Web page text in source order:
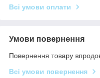
Всі умови оплати
Умови повернення
Повернення товару
Всі умови повернення